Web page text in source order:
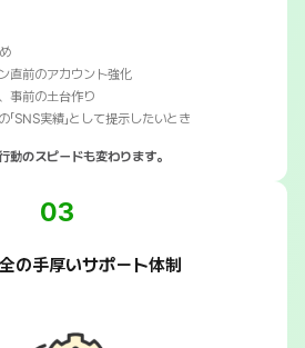
直前のアカウント強化
事前の土台作り
SNS実績」として提示したいとき
動のスピードも変わります。
03
の手厚いサポート体制